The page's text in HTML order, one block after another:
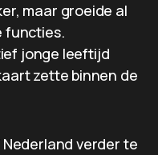
maar groeide al
functies.
jonge leeftijd
zette binnen de
Nederland verder te